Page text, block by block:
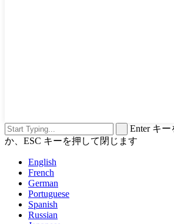
Enter キ
か、ESC キーを押して閉じます
English
French
German
Portuguese
Spanish
Russian